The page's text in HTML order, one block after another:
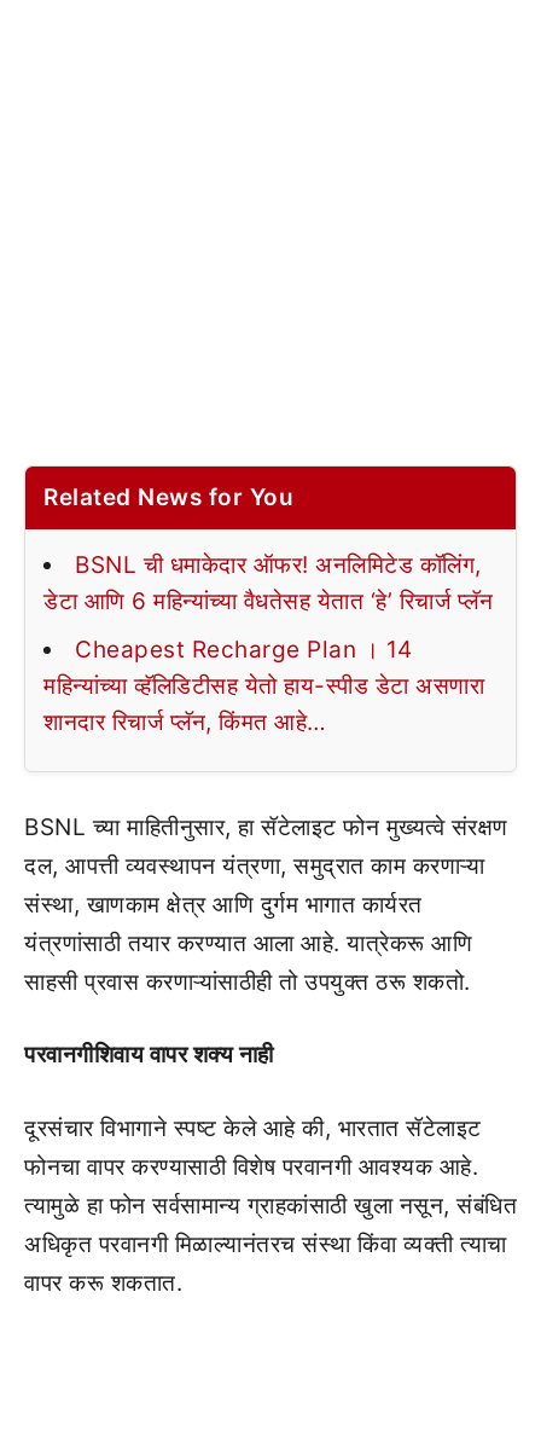
Related News for You
BSNL ची धमाकेदार ऑफर! अनलिमिटेड कॉलिंग,
डेटा आणि 6 महिन्यांच्या वैधतेसह येतात ‘हे’ रिचार्ज प्लॅन
Cheapest Recharge Plan । 14
महिन्यांच्या व्हॅलिडिटीसह येतो हाय-स्पीड डेटा असणारा
शानदार रिचार्ज प्लॅन, किंमत आहे…
BSNL च्या माहितीनुसार, हा सॅटेलाइट फोन मुख्यत्वे संरक्षण
दल, आपत्ती व्यवस्थापन यंत्रणा, समुद्रात काम करणाऱ्या
संस्था, खाणकाम क्षेत्र आणि दुर्गम भागात कार्यरत
यंत्रणांसाठी तयार करण्यात आला आहे. यात्रेकरू आणि
साहसी प्रवास करणाऱ्यांसाठीही तो उपयुक्त ठरू शकतो.
परवानगीशिवाय वापर शक्य नाही
दूरसंचार विभागाने स्पष्ट केले आहे की, भारतात सॅटेलाइट
फोनचा वापर करण्यासाठी विशेष परवानगी आवश्यक आहे.
त्यामुळे हा फोन सर्वसामान्य ग्राहकांसाठी खुला नसून, संबंधित
अधिकृत परवानगी मिळाल्यानंतरच संस्था किंवा व्यक्ती त्याचा
वापर करू शकतात.